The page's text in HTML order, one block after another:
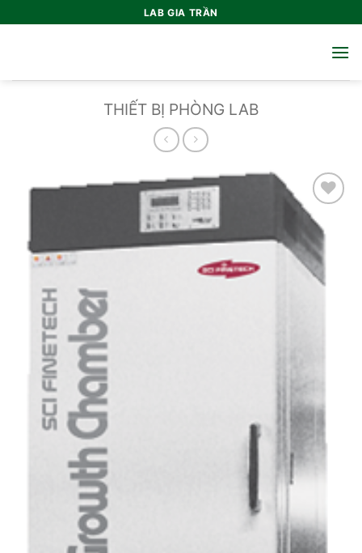
qua
LAB GIA TRẦN
THIẾT BỊ PHÒNG LAB
Add to
wishlist